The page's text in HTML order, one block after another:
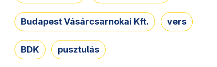
Budapest Vásárcsarnokai Kft. vers
BDK pusztulás